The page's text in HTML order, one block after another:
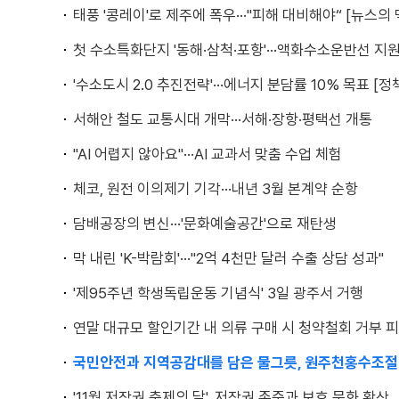
태풍 '콩레이'로 제주에 폭우···"피해 대비해야“ [뉴스의
첫 수소특화단지 '동해·삼척·포항'···액화수소운반선 지원
'수소도시 2.0 추진전략'···에너지 분담률 10% 목표 [정
서해안 철도 교통시대 개막···서해·장항·평택선 개통
"AI 어렵지 않아요"···AI 교과서 맞춤 수업 체험
체코, 원전 이의제기 기각···내년 3월 본계약 순항
담배공장의 변신···'문화예술공간'으로 재탄생
막 내린 'K-박람회'···"2억 4천만 달러 수출 상담 성과"
'제95주년 학생독립운동 기념식' 3일 광주서 거행
연말 대규모 할인기간 내 의류 구매 시 청약철회 거부
국민안전과 지역공감대를 담은 물그릇, 원주천홍수조